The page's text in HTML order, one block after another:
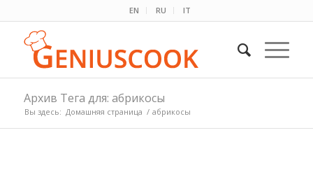
EN RU IT
Архив Тега для: абрикосы
Вы здесь: Домашняя страница / абрикосы